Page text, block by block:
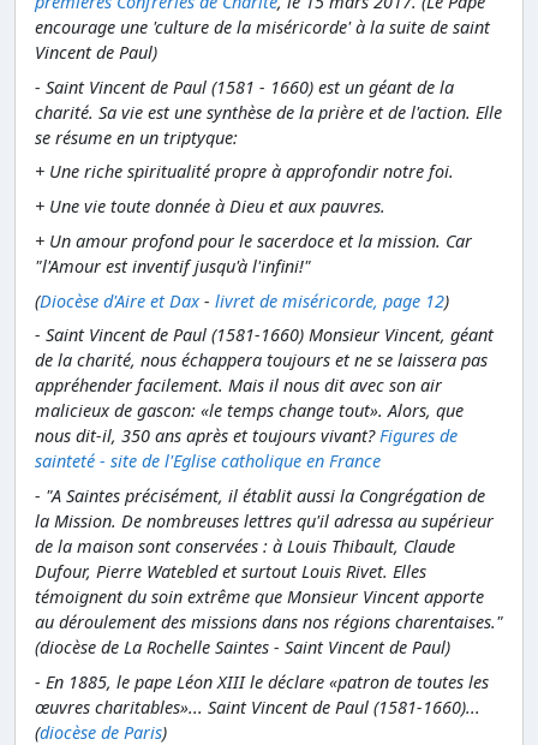
encourage une 'culture de la miséricorde' à la suite de saint
Vincent de Paul)
- Saint Vincent de Paul (1581 - 1660) est un géant de la
charité. Sa vie est une synthèse de la prière et de l'action. Elle
se résume en un triptyque:
+ Une riche spiritualité propre à approfondir notre foi.
+ Une vie toute donnée à Dieu et aux pauvres.
+ Un amour profond pour le sacerdoce et la mission. Car
"l'Amour est inventif jusqu'à l'infini!"
(Diocèse d'Aire et Dax - livret de miséricorde, page 12)
- Saint Vincent de Paul (1581-1660) Monsieur Vincent, géant
de la charité, nous échappera toujours et ne se laissera pas
appréhender facilement. Mais il nous dit avec son air
malicieux de gascon: «le temps change tout». Alors, que
nous dit-il, 350 ans après et toujours vivant? Figures de
sainteté - site de l'Eglise catholique en France
- "A Saintes précisément, il établit aussi la Congrégation de
la Mission. De nombreuses lettres qu'il adressa au supérieur
de la maison sont conservées : à Louis Thibault, Claude
Dufour, Pierre Watebled et surtout Louis Rivet. Elles
témoignent du soin extrême que Monsieur Vincent apporte
au déroulement des missions dans nos régions charentaises."
(diocèse de La Rochelle Saintes - Saint Vincent de Paul)
- En 1885, le pape Léon XIII le déclare «patron de toutes les
œuvres charitables»... Saint Vincent de Paul (1581-1660)...
(diocèse de Paris)